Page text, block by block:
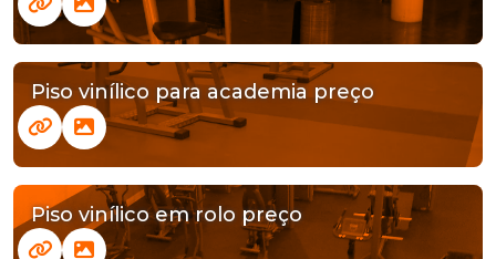
Piso vinílico para academia preço
Piso vinílico em rolo preço